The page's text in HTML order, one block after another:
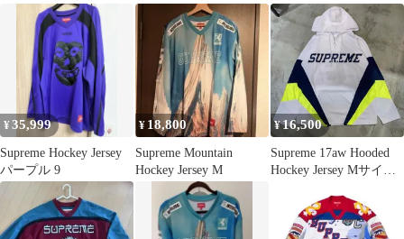
ャージ 長袖 Fire & Ice
Hockey Jersey メンズ L
サイズ ブラック グレー
トップス DM19841■
¥35,999
Supreme Hockey Jersey
パープル 9
¥ 18,800
Supreme Mountain
Hockey Jersey M
¥16,500
Supreme 17aw Hooded
Hockey Jersey Mサイズ
ドホッケージャージー
心斎橋店